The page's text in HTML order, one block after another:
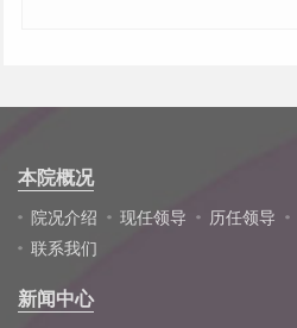
本院概况
院况介绍 现任领导 历任领导
联系我们
新闻中心